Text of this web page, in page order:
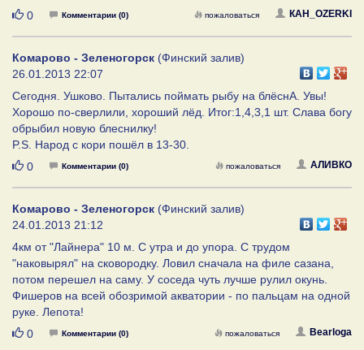
Нравится
0 Комментарии (0) КАH_OZERKI
пожаловаться
Комарово - Зеленогорск (Финский залив)
26.01.2013 22:07
Сегодня. Ушково. Пытались поймать рыбу на блёснА. Увы!
Хорошо по-сверлили, хороший лёд. Итог:1,4,3,1 шт. Слава богу
обрыбил новую блеснилку!
P.S. Народ с кори пошёл в 13-30.
Нравится
0 Комментарии (0) АЛИВКО
пожаловаться
Комарово - Зеленогорск (Финский залив)
24.01.2013 21:12
4км от "Лайнера" 10 м. С утра и до упора. С трудом
"наковырял" на сковородку. Ловил сначала на филе сазана,
потом перешел на саму. У соседа чуть лучше рулил окунь.
Фишеров на всей обозримой акватории - по пальцам на одной
руке. Лепота!
Нравится
0 Комментарии (0) Bearloga
пожаловаться